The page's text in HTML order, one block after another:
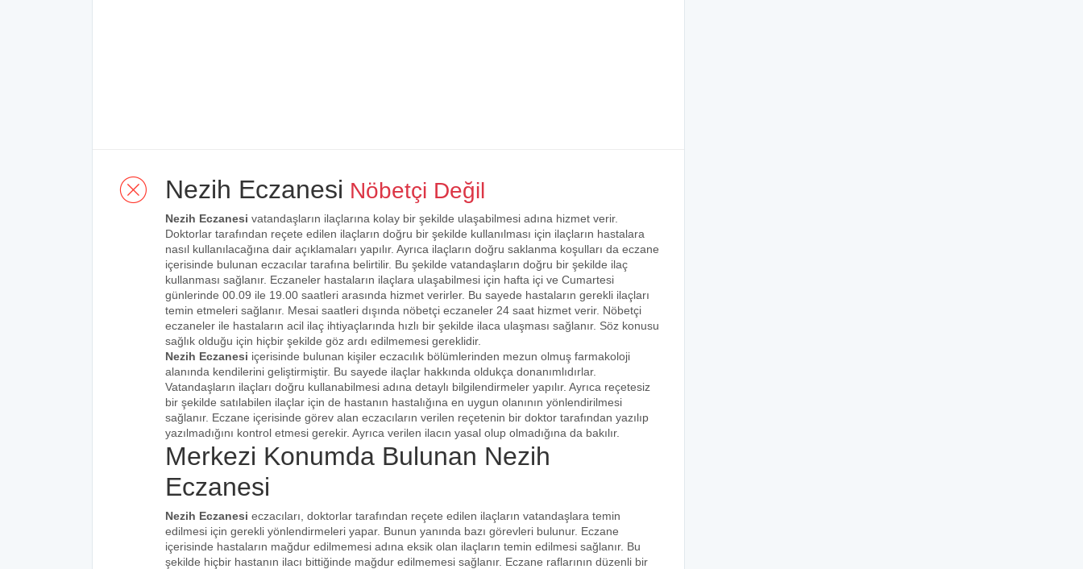
Nezih Eczanesi Nöbetçi Değil
Nezih Eczanesi vatandaşların ilaçlarına kolay bir şekilde ulaşabilmesi adına hizmet verir.
Doktorlar tarafından reçete edilen ilaçların doğru bir şekilde kullanılması için ilaçların hastalara
nasıl kullanılacağına dair açıklamaları yapılır. Ayrıca ilaçların doğru saklanma koşulları da eczane
içerisinde bulunan eczacılar tarafına belirtilir. Bu şekilde vatandaşların doğru bir şekilde ilaç
kullanması sağlanır. Eczaneler hastaların ilaçlara ulaşabilmesi için hafta içi ve Cumartesi
günlerinde 00.09 ile 19.00 saatleri arasında hizmet verirler. Bu sayede hastaların gerekli ilaçları
temin etmeleri sağlanır. Mesai saatleri dışında nöbetçi eczaneler 24 saat hizmet verir. Nöbetçi
eczaneler ile hastaların acil ilaç ihtiyaçlarında hızlı bir şekilde ilaca ulaşması sağlanır. Söz konusu
sağlık olduğu için hiçbir şekilde göz ardı edilmemesi gereklidir.
Nezih Eczanesi içerisinde bulunan kişiler eczacılık bölümlerinden mezun olmuş farmakoloji
alanında kendilerini geliştirmiştir. Bu sayede ilaçlar hakkında oldukça donanımlıdırlar.
Vatandaşların ilaçları doğru kullanabilmesi adına detaylı bilgilendirmeler yapılır. Ayrıca reçetesiz
bir şekilde satılabilen ilaçlar için de hastanın hastalığına en uygun olanının yönlendirilmesi
sağlanır. Eczane içerisinde görev alan eczacıların verilen reçetenin bir doktor tarafından yazılıp
yazılmadığını kontrol etmesi gerekir. Ayrıca verilen ilacın yasal olup olmadığına da bakılır.
Merkezi Konumda Bulunan Nezih
Eczanesi
Nezih Eczanesi eczacıları, doktorlar tarafından reçete edilen ilaçların vatandaşlara temin
edilmesi için gerekli yönlendirmeleri yapar. Bunun yanında bazı görevleri bulunur. Eczane
içerisinde hastaların mağdur edilmemesi adına eksik olan ilaçların temin edilmesi sağlanır. Bu
şekilde hiçbir hastanın ilacı bittiğinde mağdur edilmemesi sağlanır. Eczane raflarının düzenli bir